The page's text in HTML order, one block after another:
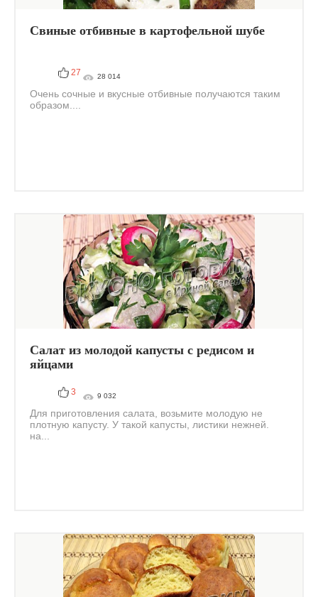
Свиные отбивные в картофельной шубе
27 28 014
Очень сочные и вкусные отбивные получаются таким
образом....
Салат из молодой капусты с редисом и
яйцами
3 9 032
Для приготовления салата, возьмите молодую не
плотную капусту. У такой капусты, листики нежней.
на...